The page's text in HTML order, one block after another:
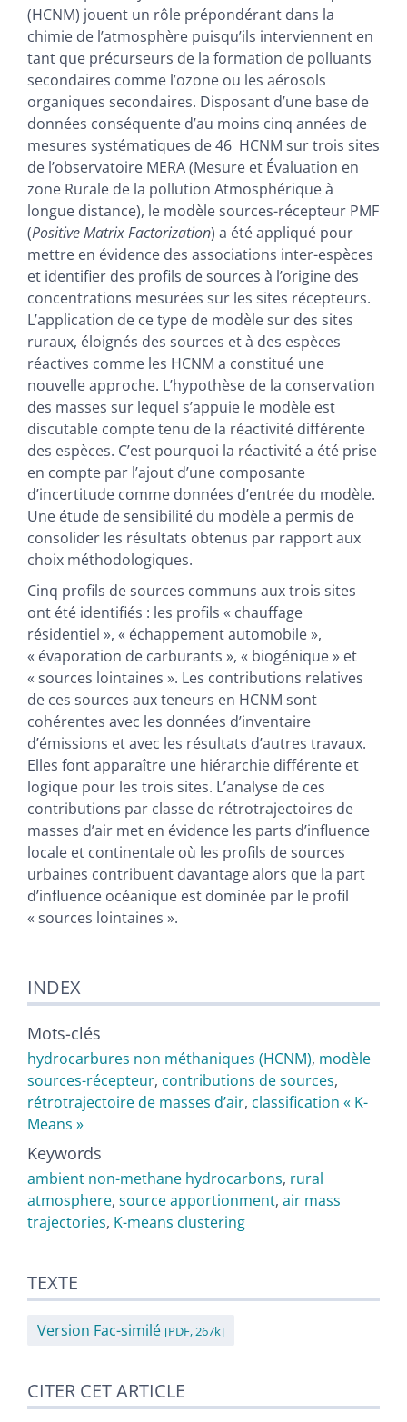
Auteurs
(HCNM) jouent un rôle prépondérant dans la
chimie de l’atmosphère puisqu’ils interviennent en
tant que précurseurs de la formation de polluants
secondaires comme l’ozone ou les aérosols
organiques secondaires. Disposant d’une base de
données conséquente d’au moins cinq années de
mesures systématiques de 46 HCNM sur trois sites
de l’observatoire MERA (Mesure et Évaluation en
zone Rurale de la pollution Atmosphérique à
longue distance), le modèle sources-récepteur PMF
(Positive Matrix Factorization) a été appliqué pour
mettre en évidence des associations inter-espèces
et identifier des profils de sources à l’origine des
concentrations mesurées sur les sites récepteurs.
L’application de ce type de modèle sur des sites
ruraux, éloignés des sources et à des espèces
réactives comme les HCNM a constitué une
nouvelle approche. L’hypothèse de la conservation
des masses sur lequel s’appuie le modèle est
discutable compte tenu de la réactivité différente
des espèces. C’est pourquoi la réactivité a été prise
en compte par l’ajout d’une composante
d’incertitude comme données d’entrée du modèle.
Une étude de sensibilité du modèle a permis de
consolider les résultats obtenus par rapport aux
choix méthodologiques.
Cinq profils de sources communs aux trois sites
ont été identifiés : les profils « chauffage
résidentiel », « échappement automobile »,
« évaporation de carburants », « biogénique » et
« sources lointaines ». Les contributions relatives
de ces sources aux teneurs en HCNM sont
cohérentes avec les données d’inventaire
d’émissions et avec les résultats d’autres travaux.
Elles font apparaître une hiérarchie différente et
logique pour les trois sites. L’analyse de ces
contributions par classe de rétrotrajectoires de
masses d’air met en évidence les parts d’influence
locale et continentale où les profils de sources
urbaines contribuent davantage alors que la part
d’influence océanique est dominée par le profil
« sources lointaines ».
INDEX
Mots-clés
hydrocarbures non méthaniques (HCNM), modèle
sources-récepteur, contributions de sources,
rétrotrajectoire de masses dʼair, classification « K-
Means »
Keywords
ambient non-methane hydrocarbons, rural
atmosphere, source apportionment, air mass
trajectories, K-means clustering
TEXTE
Version Fac-similé [PDF, 267k]
CITER CET ARTICLE